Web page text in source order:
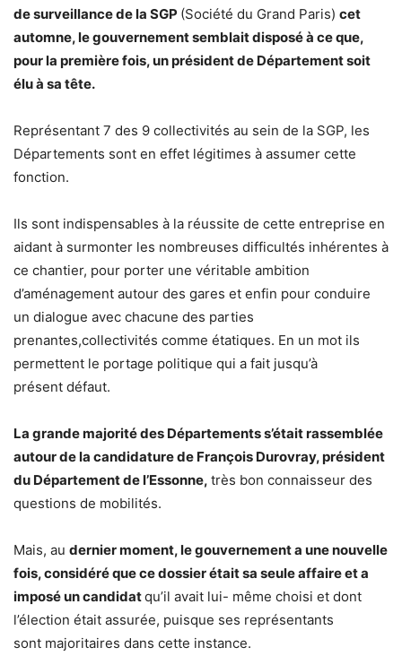
de surveillance de la SGP (Société du Grand Paris) cet
automne, le gouvernement semblait disposé à ce que,
pour la première fois, un président de Département soit
élu à sa tête.
Représentant 7 des 9 collectivités au sein de la SGP, les
Départements sont en effet légitimes à assumer cette
fonction.
Ils sont indispensables à la réussite de cette entreprise en
aidant à surmonter les nombreuses difficultés inhérentes à
ce chantier, pour porter une véritable ambition
d’aménagement autour des gares et enfin pour conduire
un dialogue avec chacune des parties
prenantes,collectivités comme étatiques. En un mot ils
permettent le portage politique qui a fait jusqu’à
présent défaut.
La grande majorité des Départements s’était rassemblée
autour de la candidature de François Durovray, président
du Département de l’Essonne, très bon connaisseur des
questions de mobilités.
Mais, au dernier moment, le gouvernement a une nouvelle
fois, considéré que ce dossier était sa seule affaire et a
imposé un candidatqu’il avait lui- même choisi et dont
l’élection était assurée, puisque ses représentants
sont majoritaires dans cette instance.